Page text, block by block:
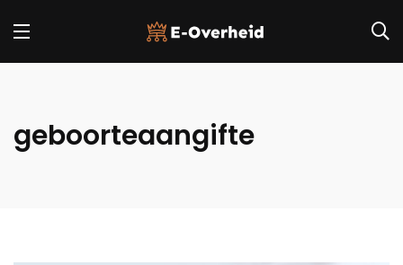
geboorteaangifte